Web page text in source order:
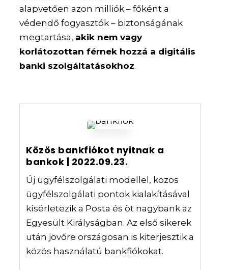
alapvetően azon milliók – főként a
védendő fogyasztók – biztonságának
megtartása, akik nem vagy
korlátozottan férnek hozzá a digitális
banki szolgáltatásokhoz.
Közös bankfiókot nyitnak a
bankok | 2022.09.23.
Új ügyfélszolgálati modellel, közös
ügyfélszolgálati pontok kialakításával
kísérletezik a Posta és öt nagybank az
Egyesült Királyságban. Az első sikerek
után jövőre országosan is kiterjesztik a
közös használatú bankfiókokat.